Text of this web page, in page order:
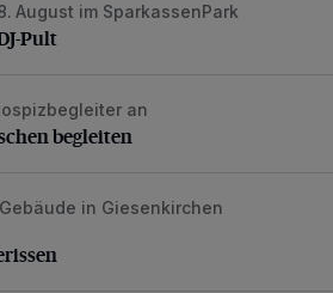
DJ-Pult
August im SparkassenPark
Pult
begleiten
an
begleiten
in Giesenkirchen